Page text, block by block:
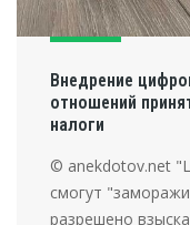
Внедрение
отношений
налоги
© anekdotov.net
смогут
разрешено